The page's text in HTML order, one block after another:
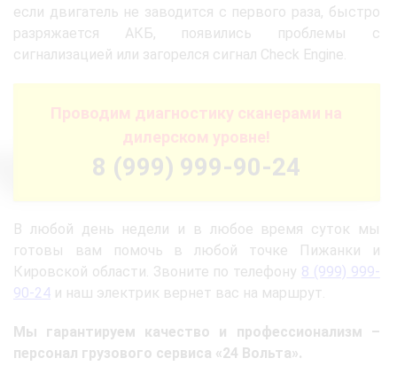
если двигатель не заводится с первого раза, быстро
разряжается АКБ, появились проблемы с
сигнализацией или загорелся сигнал Check Engine.
Проводим диагностику сканерами на
дилерском уровне!
8 (999) 999-90-24
В любой день недели и в любое время суток мы
готовы вам помочь в любой точке Пижанки и
Кировской области. Звоните по телефону 8 (999) 999-
90-24 и наш электрик вернет вас на маршрут.
Мы гарантируем качество и профессионализм –
персонал грузового сервиса «24 Вольта».